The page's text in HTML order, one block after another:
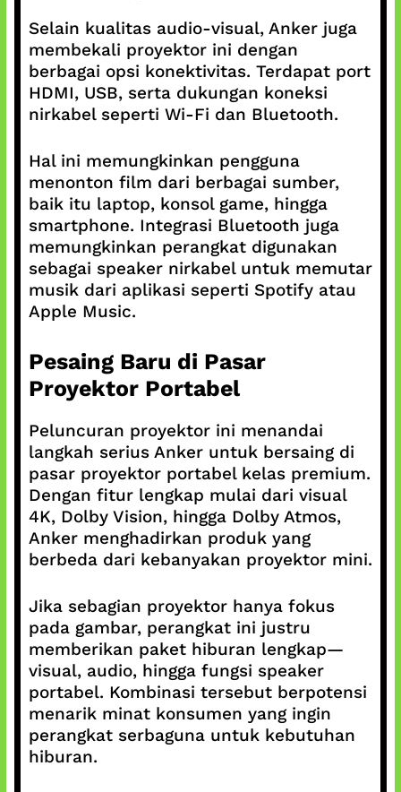
Selain kualitas audio-visual, Anker juga
membekali proyektor ini dengan
berbagai opsi konektivitas. Terdapat port
HDMI, USB, serta dukungan koneksi
nirkabel seperti Wi-Fi dan Bluetooth.
Hal ini memungkinkan pengguna
menonton film dari berbagai sumber,
baik itu laptop, konsol game, hingga
smartphone. Integrasi Bluetooth juga
memungkinkan perangkat digunakan
sebagai speaker nirkabel untuk memutar
musik dari aplikasi seperti Spotify atau
Apple Music.
Pesaing Baru di Pasar
Proyektor Portabel
Peluncuran proyektor ini menandai
langkah serius Anker untuk bersaing di
pasar proyektor portabel kelas premium.
Dengan fitur lengkap mulai dari visual
4K, Dolby Vision, hingga Dolby Atmos,
Anker menghadirkan produk yang
berbeda dari kebanyakan proyektor mini.
Jika sebagian proyektor hanya fokus
pada gambar, perangkat ini justru
memberikan paket hiburan lengkap—
visual, audio, hingga fungsi speaker
portabel. Kombinasi tersebut berpotensi
menarik minat konsumen yang ingin
perangkat serbaguna untuk kebutuhan
hiburan.